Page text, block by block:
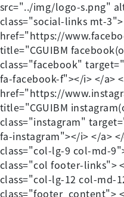
src="../img/logo-s.png"
class="social-links mt-3">
href="https://
title="CGUIBM
class="facebook"
fa-facebook-f"></i> </a>
href="https://
title="CGUIBM
class="instagram"
fa-instagram"></i> </a>
class="col-lg-9 col-md-
class="col footer-links">
class="col-lg-12 col-md-
class="footer_content">